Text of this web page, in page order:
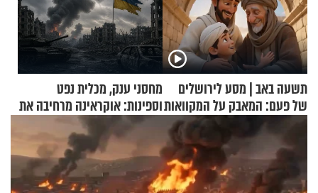
תשעה באב | מסע לירושלים
של פעם: המאבק על המקוואות
מחסני ענק, מכלית נפט
וספינות: אוקראינה מרחיבה את
התקיפות בעומק רוסיה